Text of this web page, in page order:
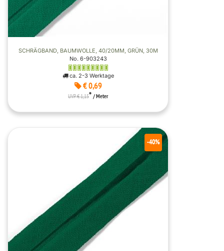
SCHRÄGBAND, BAUMWOLLE, 40/20MM, GRÜN, 30M
No. 6-903243
ca. 2-3 Werktage
€ 0,69
UVP € 1,15* / Meter
-40%